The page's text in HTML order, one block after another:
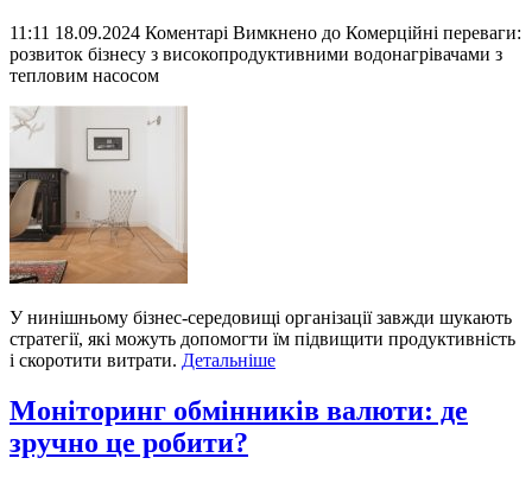
11:11 18.09.2024 Коментарі Вимкнено до Комерційні переваги:
розвиток бізнесу з високопродуктивними водонагрівачами з
тепловим насосом
У нинішньому бізнес-середовищі організації завжди шукають
стратегії, які можуть допомогти їм підвищити продуктивність
і скоротити витрати. Детальніше
Моніторинг обмінників валюти: де
зручно це робити?